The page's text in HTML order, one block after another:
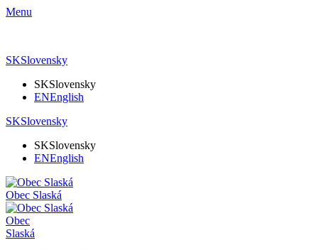
Menu
SKSlovensky
SKSlovensky
ENEnglish
SKSlovensky
SKSlovensky
ENEnglish
Obec Slaská
Obec
Slaská